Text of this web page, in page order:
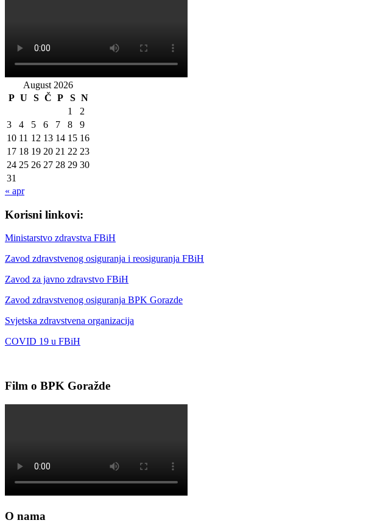
August 2026
P U S Č P S N
1
2
3
4 5 6 7 8
9
10 11 12 13 14 15 16
17 18 19 20 21 22 23
24 25 26 27 28 29 30
31
« apr
Korisni linkovi:
Ministarstvo zdravstva FBiH
Zavod zdravstvenog osiguranja i reosiguranja FBiH
Zavod za javno zdravstvo FBiH
Zavod zdravstvenog osiguranja BPK Gorazde
Svjetska zdravstvena organizacija
COVID 19 u FBiH
Film o BPK Goražde
O nama